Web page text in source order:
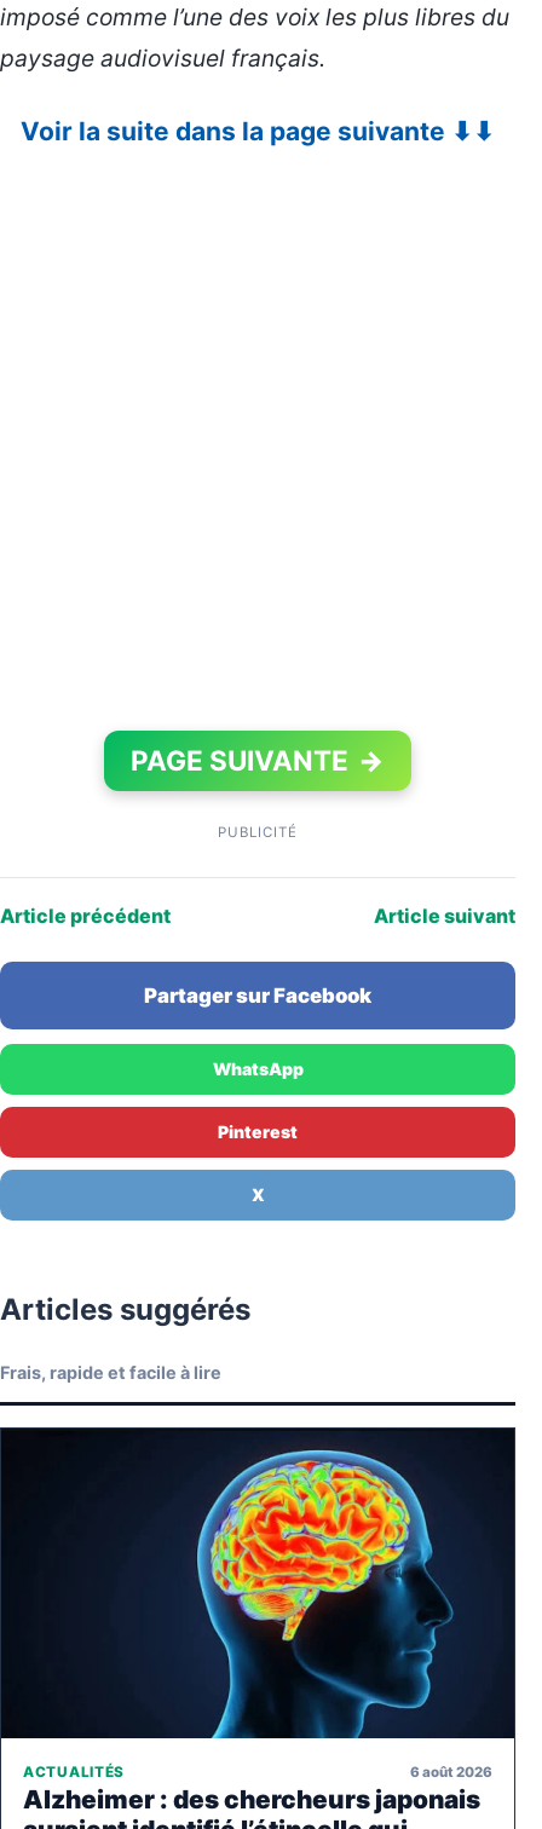
imposé comme l’une des voix les plus libres du
paysage audiovisuel français.
Voir la suite dans la page suivante ⬇⬇
PAGE SUIVANTE →
PUBLICITÉ
Article précédent Article suivant
Partager sur Facebook
WhatsApp
Pinterest
X
Articles suggérés
Frais, rapide et facile à lire
ACTUALITÉS 6 août 2026
Alzheimer : des chercheurs japonais